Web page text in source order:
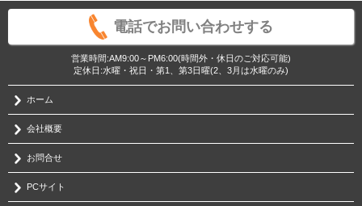
電話でお問い合わせする
営業時間:AM9:00～PM6:00(時間外・休日のご対応可能)
定休日:水曜・祝日・第1、第3日曜(2、3月は水曜のみ)
ホーム
会社概要
お問合せ
PCサイト